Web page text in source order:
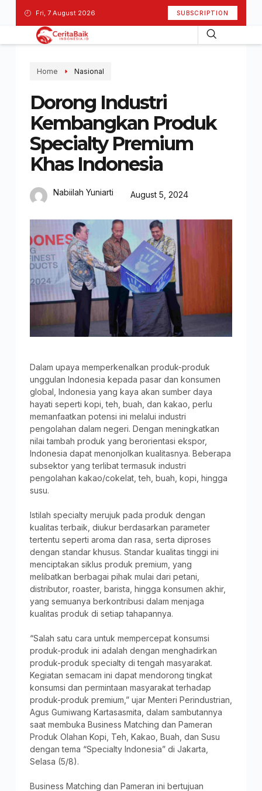
Fri, 7 August 2026 SUBSCRIPTION
Home Nasional
Dorong Industri
Kembangkan Produk
Specialty Premium
Khas Indonesia
Nabiilah Yuniarti August 5, 2024
Dalam upaya memperkenalkan produk-produk
unggulan Indonesia kepada pasar dan konsumen
global, Indonesia yang kaya akan sumber daya
hayati seperti kopi, teh, buah, dan kakao, perlu
memanfaatkan potensi ini melalui industri
pengolahan dalam negeri. Dengan meningkatkan
nilai tambah produk yang berorientasi ekspor,
Indonesia dapat menonjolkan kualitasnya. Beberapa
subsektor yang terlibat termasuk industri
pengolahan kakao/cokelat, teh, buah, kopi, hingga
susu.
Istilah specialty merujuk pada produk dengan
kualitas terbaik, diukur berdasarkan parameter
tertentu seperti aroma dan rasa, serta diproses
dengan standar khusus. Standar kualitas tinggi ini
menciptakan siklus produk premium, yang
melibatkan berbagai pihak mulai dari petani,
distributor, roaster, barista, hingga konsumen akhir,
yang semuanya berkontribusi dalam menjaga
kualitas produk di setiap tahapannya.
“Salah satu cara untuk mempercepat konsumsi
produk-produk ini adalah dengan menghadirkan
produk-produk specialty di tengah masyarakat.
Kegiatan semacam ini dapat mendorong tingkat
konsumsi dan permintaan masyarakat terhadap
produk-produk premium,” ujar Menteri Perindustrian,
Agus Gumiwang Kartasasmita, dalam sambutannya
saat membuka Business Matching dan Pameran
Produk Olahan Kopi, Teh, Kakao, Buah, dan Susu
dengan tema “Specialty Indonesia” di Jakarta,
Selasa (5/8).
Business Matching dan Pameran ini bertujuan